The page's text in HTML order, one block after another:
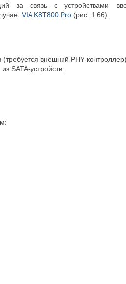
за связь с устройствами
VIA K8T800 Pro (рис. 1.66).
внешний PHY-контроллер),
SATA-устройств,